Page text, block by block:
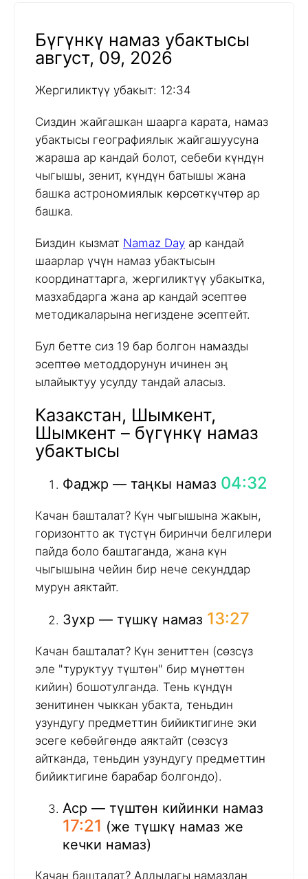
Бүгүнкү намаз убактысы
август, 09, 2026
Жергиликтүү убакыт: 12:34
Сиздин жайгашкан шаарга карата, намаз
убактысы географиялык жайгашуусуна
жараша ар кандай болот, себеби күндүн
чыгышы, зенит, күндүн батышы жана
башка астрономиялык көрсөткүчтөр ар
башка.
Биздин кызмат Namaz Day ар кандай
шаарлар үчүн намаз убактысын
координаттарга, жергиликтүү убакытка,
мазхабдарга жана ар кандай эсептөө
методикаларына негиздене эсептейт.
Бул бетте сиз 19 бар болгон намазды
эсептөө методдорунун ичинен эң
ылайыктуу усулду тандай аласыз.
Казакстан, Шымкент,
Шымкент – бүгүнкү намаз
убактысы
Фаджр — таңкы намаз 04:32
Качан башталат? Күн чыгышына жакын,
горизонтто ак түстүн биринчи белгилери
пайда боло баштаганда, жана күн
чыгышына чейин бир нече секунддар
мурун аяктайт.
Зухр — түшкү намаз 13:27
Качан башталат? Күн зениттен (сөзсүз
эле "туруктуу түштөн" бир мүнөттөн
кийин) бошотулганда. Тень күндүн
зенитинен чыккан убакта, теньдин
узундугу предметтин бийиктигине эки
эсеге көбөйгөндө аяктайт (сөзсүз
айтканда, теньдин узундугу предметтин
бийиктигине барабар болгондо).
Аср — түштөн кийинки намаз
17:21 (же түшкү намаз же
кечки намаз)
Качан башталат? Алдыдагы намаздан